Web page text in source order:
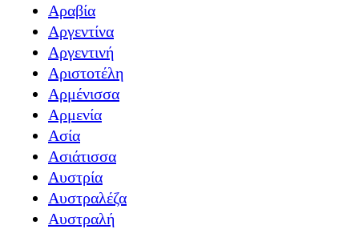
Αραβία
Αργεντίνα
Αργεντινή
Αριστοτέλη
Αρμένισσα
Αρμενία
Ασία
Ασιάτισσα
Αυστρία
Αυστραλέζα
Αυστραλή